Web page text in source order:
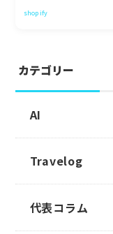
shopify
カテゴリー
AI
Travelog
代表コラム